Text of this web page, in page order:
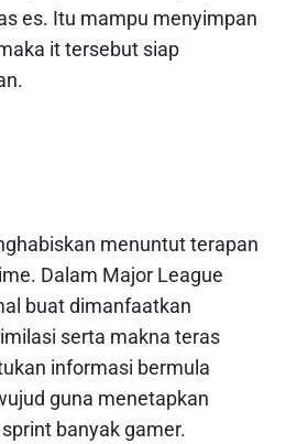
es. Itu mampu menyimpan
it tersebut siap
menuntut terapan
Dalam Major League
buat dimanfaatkan
serta makna teras
informasi bermula
guna menetapkan
banyak gamer.